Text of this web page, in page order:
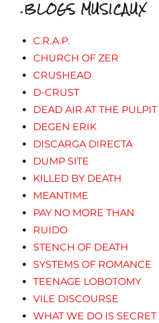
.BLOGS MUSICAUX
C.R.A.P.
CHURCH OF ZER
CRUSHEAD
D-CRUST
DEAD AIR AT THE PULPIT
DEGEN ERIK
DISCARGA DIRECTA
DUMP SITE
KILLED BY DEATH
MEANTIME
PAY NO MORE THAN
RUIDO
STENCH OF DEATH
SYSTEMS OF ROMANCE
TEENAGE LOBOTOMY
VILE DISCOURSE
WHAT WE DO IS SECRET